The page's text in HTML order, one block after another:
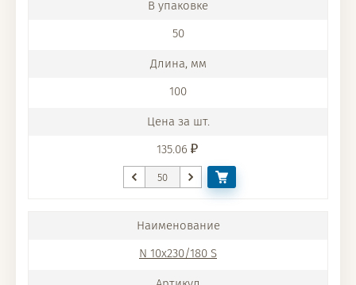
50
100
135.06
N 10x230/180 S